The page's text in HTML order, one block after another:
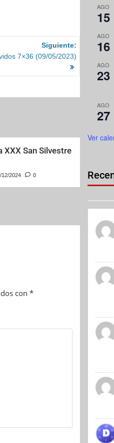
Siguiente:
7×36 (09/05/2023)
XXX San Silvestre
12/2024 0
con *
AGO
15
AGO
16
AGO
23
AGO
27
Ver